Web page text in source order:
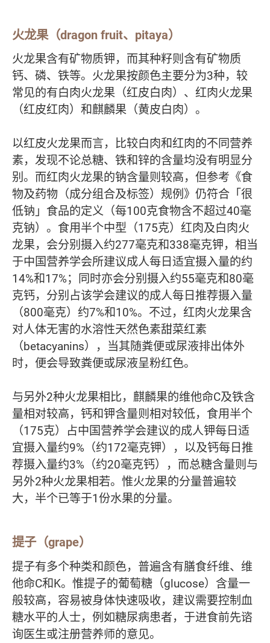
火龙果（dragon fruit、pitaya）
火龙果含有矿物质钾，而其种籽则含有矿物质
钙、磷、铁等。火龙果按颜色主要分为3种，较
常见的有白肉火龙果（红皮白肉）、红肉火龙果
（红皮红肉）和麒麟果（黄皮白肉）。
以红皮火龙果而言，比较白肉和红肉的不同营养
素，发现不论总糖、铁和锌的含量均没有明显分
别。而红肉火龙果的钠含量则较高，但参考《食
物及药物（成分组合及标签）规例》仍符合「很
低钠」食品的定义（每100克食物含不超过40毫
克钠）。食用半个中型（175克）红肉及白肉火
龙果，会分别摄入约277毫克和338毫克钾，相当
于中国营养学会所建议成人每日适宜摄入量的约
14%和17%；同时亦会分别摄入约55毫克和80毫
克钙，分别占该学会建议的成人每日推荐摄入量
（800毫克）约7%和10%。不过，红肉火龙果含
对人体无害的水溶性天然色素甜菜红素
（betacyanins），当其随粪便或尿液排出体外
时，便会导致粪便或尿液呈粉红色。
与另外2种火龙果相比，麒麟果的维他命C及铁含
量相对较高，钙和钾含量则相对较低，食用半个
（175克）占中国营养学会建议的成人钾每日适
宜摄入量约9%（约172毫克钾），以及钙每日推
荐摄入量约3%（约20毫克钙），而总糖含量则与
另外2种火龙果相若。惟火龙果的分量普遍较
大，半个已等于1份水果的分量。
提子（grape）
提子有多个种类和颜色，普遍含有膳食纤维、维
他命C和K。惟提子的葡萄糖（glucose）含量一
般较高，容易被身体快速吸收，建议需要控制血
糖水平的人士，例如糖尿病患者，于进食前先谘
询医生或注册营养师的意见。